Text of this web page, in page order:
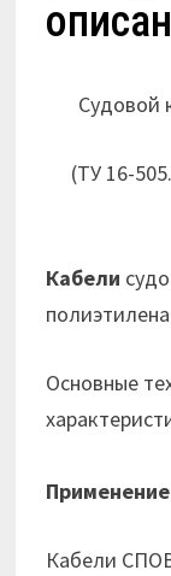
Судовой
(ТУ 16-
Кабели
полиэтилена
Основные
Кабели